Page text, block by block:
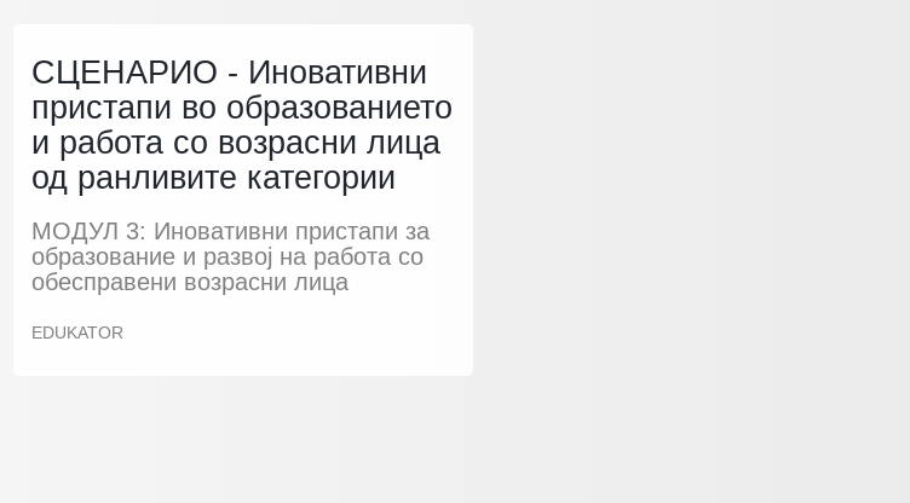
СЦЕНАРИО - Иновативни
пристапи во образованието
и работа со возрасни лица
од ранливите категории
МОДУЛ 3: Иновативни пристапи за
образование и развој на работа со
обесправени возрасни лица
EDUKATOR